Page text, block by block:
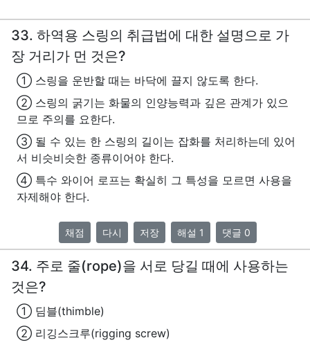
33. 하역용 스링의 취급법에 대한 설명으로 가
장 거리가 먼 것은?
① 스링을 운반할 때는 바닥에 끌지 않도록 한다.
② 스링의 굵기는 화물의 인양능력과 깊은 관계가 있으
므로 주의를 요한다.
③ 될 수 있는 한 스링의 길이는 잡화를 처리하는데 있어
서 비슷비슷한 종류이어야 한다.
④ 특수 와이어 로프는 확실히 그 특성을 모르면 사용을
자제해야 한다.
채점 다시 저장 해설 1 댓글 0
34. 주로 줄(rope)을 서로 당길 때에 사용하는
것은?
① 딤블(thimble)
② 리깅스크루(rigging screw)